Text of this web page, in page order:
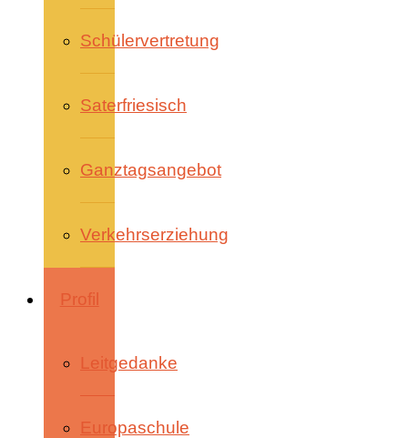
Schülervertretung
Saterfriesisch
Ganztagsangebot
Verkehrserziehung
Profil
Leitgedanke
Europaschule